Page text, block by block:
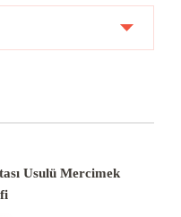
Usulü Mercimek